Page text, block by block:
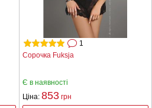
Сорочка Fuksja
1
Є в наявності
Ціна: 853 грн